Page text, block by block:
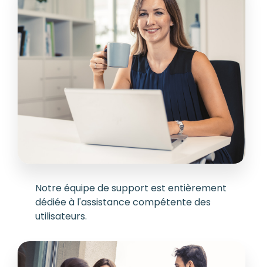
Notre équipe de support est entièrement
dédiée à l'assistance compétente des
utilisateurs.